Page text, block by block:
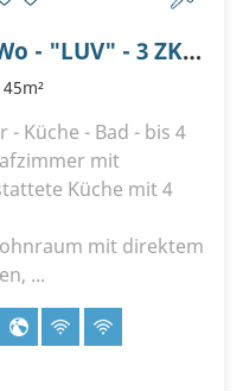
Haus Sonnensegler FeWo - "LUV" - 3 ZKDB - Seeblick - Familienfreundlich - Nett
45m²
- Küche - Bad - bis 4
mit
Küche mit 4
mit direktem
...